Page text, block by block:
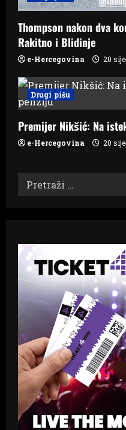
Thompson nakon dva
Rakitno i Blidinje
e-Hercegovina 20
Drugi pišu
Premijer Nikšić: Na
e-Hercegovina 20
Pretraži: